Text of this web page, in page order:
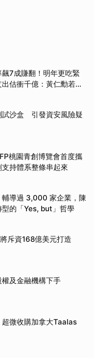
7成賺翻！明年更吃緊
估衝千億：黃仁勳若想
試沙盒 引發資安風險疑
桃園青創博覽會首度攜
持體系整條串起來
輔導過 3,000 家企業，陳
型的「Yes, but」哲學
斥資168億美元打造
及金融機構下手
微收購加拿大Taalas